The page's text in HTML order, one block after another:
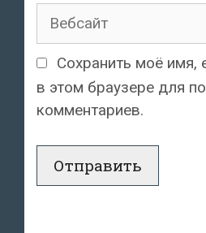
Вебсайт
Сохранить моё имя,
в этом браузере для
комментариев.